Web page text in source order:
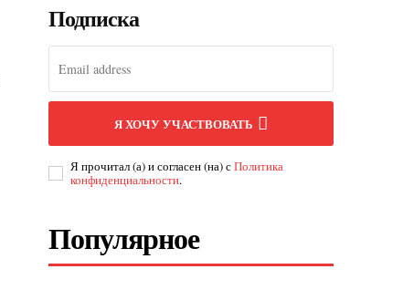
Подписка
Я ХОЧУ УЧАСТВОВАТЬ
Я прочитал (а) и согласен (на) сПолитика
конфиденциальности.
Популярное